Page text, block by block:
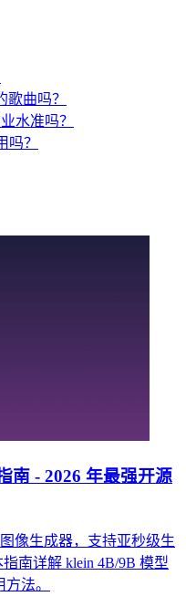
曲吗？
水准吗？
？
南 - 2026 年最强开源
像生成器，支持亚秒级生
南详解 klein 4B/9B 模型
法。